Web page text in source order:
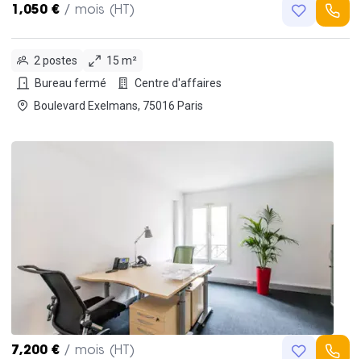
1,050 € / mois (HT)
2 postes
15 m²
Bureau fermé
Centre d'affaires
Boulevard Exelmans, 75016 Paris
7,200 € / mois (HT)